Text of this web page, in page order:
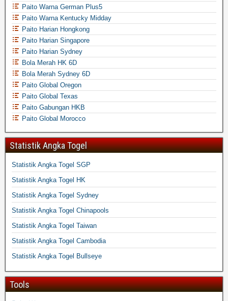
Paito Warna German Plus5
Paito Warna Kentucky Midday
Paito Harian Hongkong
Paito Harian Singapore
Paito Harian Sydney
Bola Merah HK 6D
Bola Merah Sydney 6D
Paito Global Oregon
Paito Global Texas
Paito Gabungan HKB
Paito Global Morocco
Statistik Angka Togel
Statistik Angka Togel SGP
Statistik Angka Togel HK
Statistik Angka Togel Sydney
Statistik Angka Togel Chinapools
Statistik Angka Togel Taiwan
Statistik Angka Togel Cambodia
Statistik Angka Togel Bullseye
Tools